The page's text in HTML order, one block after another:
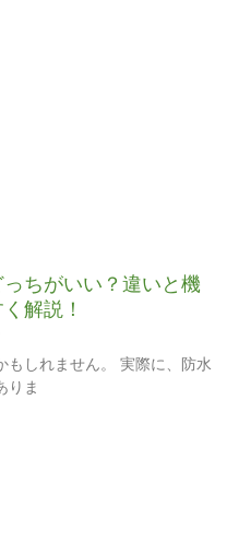
ちがいい？違いと機
解説！
もしれません。 実際に、防水
りま